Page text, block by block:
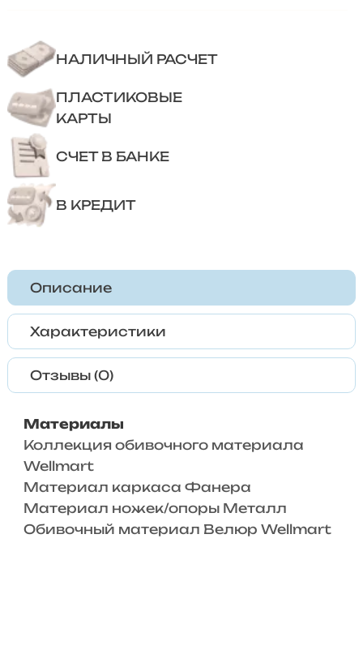
НАЛИЧНЫЙ РАСЧЕТ
ПЛАСТИКОВЫЕ
КАРТЫ
СЧЕТ В БАНКЕ
В КРЕДИТ
Описание
Характеристики
Отзывы (0)
Материалы
Коллекция обивочного материала
Wellmart
Материал каркаса Фанера
Материал ножек/опоры Металл
Обивочный материал Велюр Wellmart